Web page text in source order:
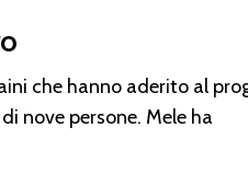
che hanno aderito al
nove persone. Mele ha